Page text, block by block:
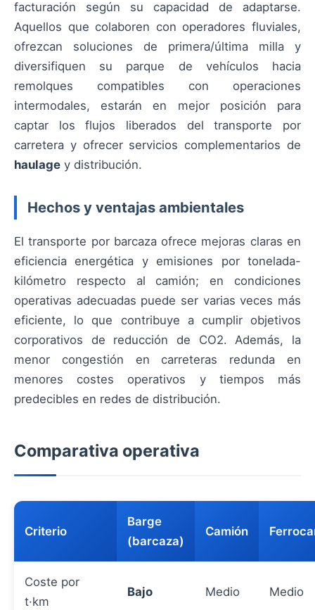
facturación según su capacidad de adaptarse.
Aquellos que colaboren con operadores fluviales,
ofrezcan soluciones de primera/última milla y
diversifiquen su parque de vehículos hacia
remolques compatibles con operaciones
intermodales, estarán en mejor posición para
captar los flujos liberados del transporte por
carretera y ofrecer servicios complementarios de
haulage y distribución.
Hechos y ventajas ambientales
El transporte por barcaza ofrece mejoras claras en
eficiencia energética y emisiones por tonelada-
kilómetro respecto al camión; en condiciones
operativas adecuadas puede ser varias veces más
eficiente, lo que contribuye a cumplir objetivos
corporativos de reducción de CO2. Además, la
menor congestión en carreteras redunda en
menores costes operativos y tiempos más
predecibles en redes de distribución.
Comparativa operativa
Criterio
Barge
(barcaza)
Camión
Coste por
t·km
Bajo Medio Medio